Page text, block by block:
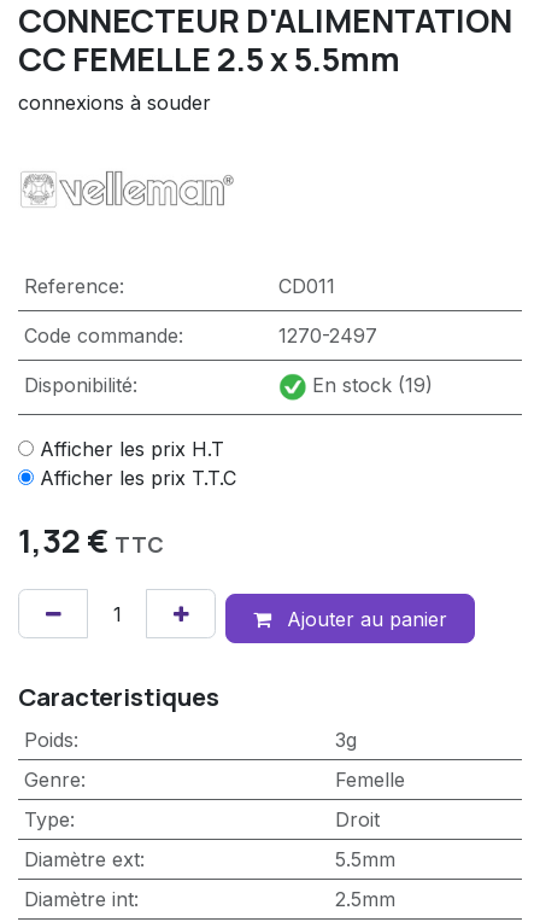
CONNECTEUR D'ALIMENTATION
CC FEMELLE 2.5 x 5.5mm
connexions à souder
Reference: CD011
Code commande: 1270-2497
Disponibilité: En stock (19)
Afficher les prix H.T
Afficher les prix T.T.C
1,32€ TTC
Ajouter au panier
Caracteristiques
Poids:
3g
Genre:
Femelle
Type:
Droit
Diamètre ext:
5.5mm
Diamètre int: 2.5mm